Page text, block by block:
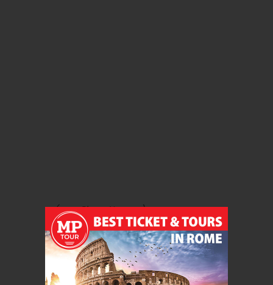
(zona Piazza Navona)
Incluso